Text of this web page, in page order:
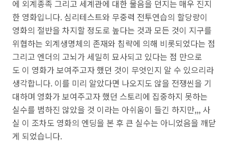
에 외계종족 그리고 세계관에 대한 물음을 던지는 매우 진지
한 영화입니다. 심리테스트와 무중력 전투연습의 할당량이
영화의 절반을 차지할 정도로 높다는 것과모든 것이 지구를
위협하는 외계생명체의 존재와 침략에 의해 비롯되었다는 점
그리고 엔더의 고뇌가 세밀히 묘사되고 있다는 점 만으로
도 이 영화가 보여주고자 했던 것이 무엇인지 알 수 있으리라
생각합니다. 이를 미리 알았다면 나오지도 않을 전쟁씬을 기
대하며 영화가 보여주고자 했던 스토리에 집중하지 못하는
실수를 범하진 않았을 것 이라는 아쉬움이 들긴 하지만,,, 사
실 이 조차도 영화의 엔딩을 본 후 큰 실수는 아니었음을 깨닫
게 되었습니다.